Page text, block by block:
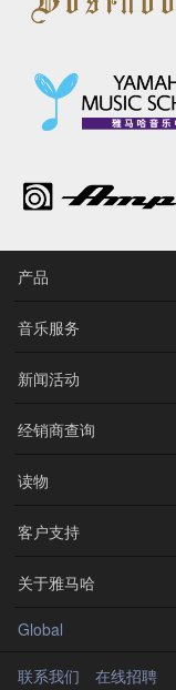
产品
音乐服务
新闻活动
经销商查询
读物
客户支持
关于雅马哈
Global
联系我们
在线招聘